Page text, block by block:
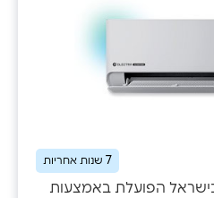
7
הפועלת באמצעות